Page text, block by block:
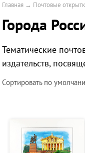
Главная → Почтовые
Города
Тематические
издательств,
Сортировать по